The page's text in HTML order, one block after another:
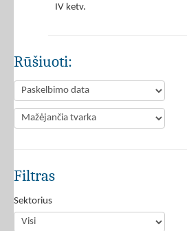
IV ketv.
Rūšiuoti:
Filtras
Sektorius